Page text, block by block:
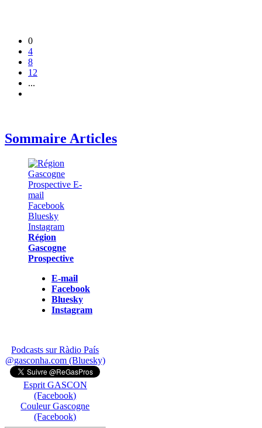
0
4
8
12
...
Sommaire Articles
Région
Gascogne
Prospective
E-mail
Facebook
Bluesky
Instagram
Podcasts sur Ràdio País
@gasconha.com (Bluesky)
Esprit GASCON
(Facebook)
Couleur Gascogne
(Facebook)